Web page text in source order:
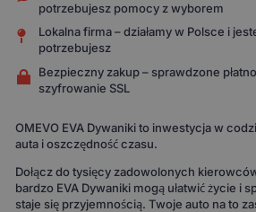
potrzebujesz pomocy z wyborem
Lokalna firma – działamy w Polsce i
potrzebujesz
Bezpieczny zakup – sprawdzone
szyfrowanie SSL
OMEVO EVA Dywaniki to inwestycja w
auta i oszczędność czasu.
Dołącz do tysięcy zadowolonych
bardzo EVA Dywaniki mogą ułatwić życie i
staje się przyjemnością. Twoje auto na to